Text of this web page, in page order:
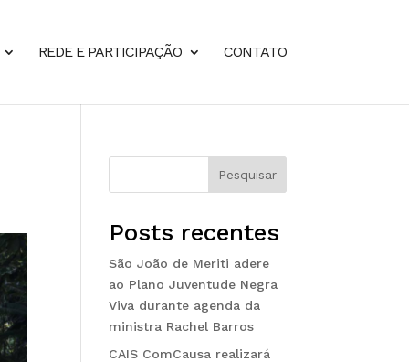
REDE E PARTICIPAÇÃO CONTATO
Pesquisar
Posts recentes
São João de Meriti adere
ao Plano Juventude Negra
Viva durante agenda da
ministra Rachel Barros
CAIS ComCausa realizará